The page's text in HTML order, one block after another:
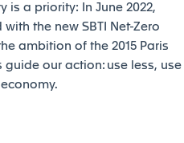
is a priority: In June 2022,
the new SBTI Net-Zero
ambition of the 2015 Paris
our action: use less, use